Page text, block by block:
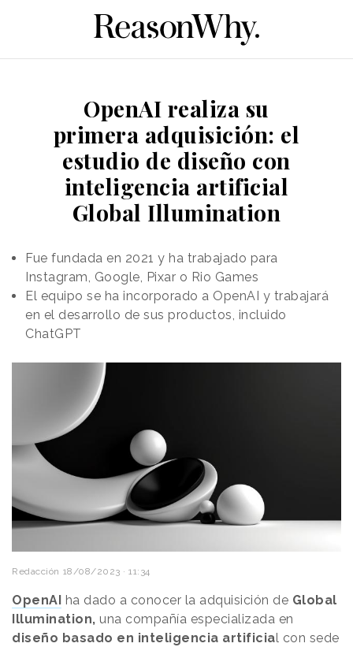
OpenAI realiza su
primera adquisición: el
estudio de diseño con
inteligencia artificial
Global Illumination
Fue fundada en 2021 y ha trabajado para
Instagram, Google, Pixar o Rio Games
El equipo se ha incorporado a OpenAI y trabajará
en el desarrollo de sus productos, incluido
ChatGPT
Redacción 18/08/2023 · 11:34
OpenAI ha dado a conocer la adquisición de Global
Illumination, una compañía especializada en
diseño basado en inteligencia artificial con sede